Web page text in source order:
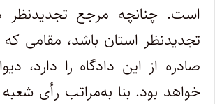
است. چنانچه مرجع تجدیدنظر
تجدیدنظر استان باشد، مقامی
صادره از این دادگاه را دارد،